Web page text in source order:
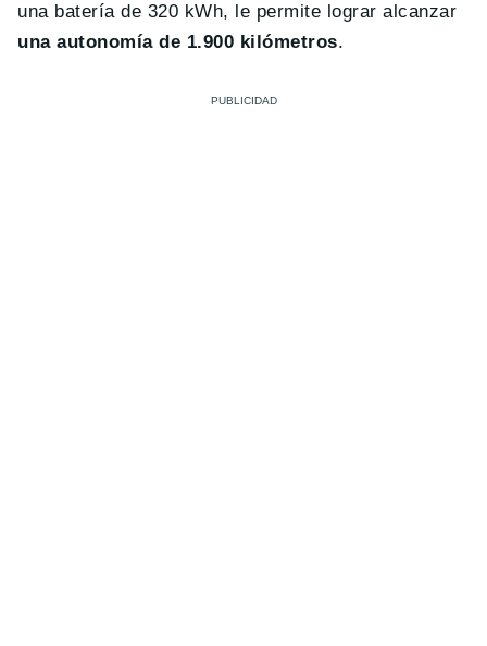
una batería de 320 kWh, le permite lograr alcanzar
una autonomía de 1.900 kilómetros.